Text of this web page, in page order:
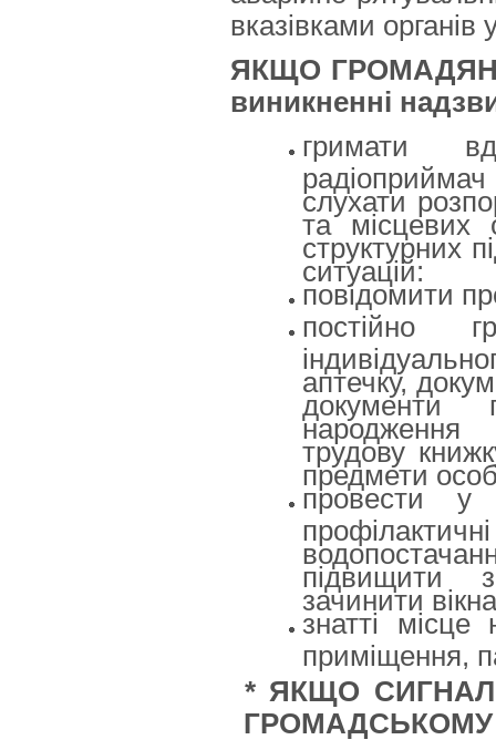
вказівками органів
ЯКЩО
виникненні
гримати
слухати
та місцевих
структурних
ситуацій:
повідомити
постійно
аптечку,
документи
народження
трудову
предмети
провести у
підвищити
зачинити
знатті місце
приміщення,
*ЯКЩО СИГНАЛ
ГРОМАДСЬКОМУ